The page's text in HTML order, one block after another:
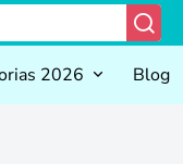
2026 Blog